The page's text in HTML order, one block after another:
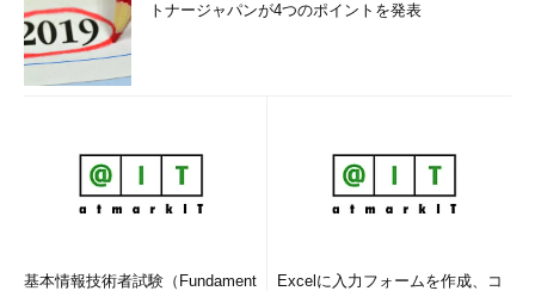
トナージャパンが4つのポイントを発表
基本情報技術者試験（Fundament
Excelに入力フォームを作成、コ